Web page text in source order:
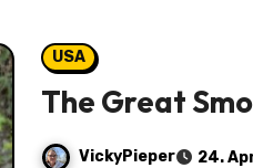
USA
The Great
VickyPieper 24.